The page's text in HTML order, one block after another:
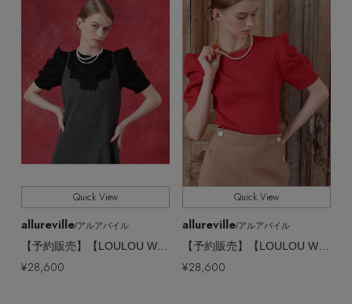
Quick View
allureville/アルアバイル
【予約販売】【LOULOU WILLOUGHBY】リブキリカエジゴプルオーバー
¥28,600
Quick View
allureville/アルアバイル
【予約販売】【LOULOU WILLOUGHBY】リブキリカエジゴプルオーバー
¥28,600